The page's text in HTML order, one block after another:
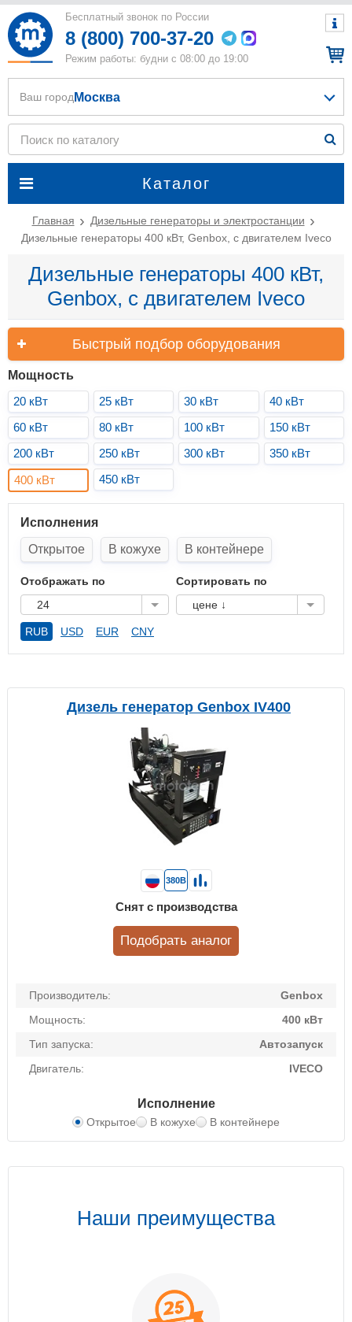
Бесплатный звонок по России
8 (800) 700-37-20
Режим работы: будни с 08:00 до 19:00
Каталог
Ваш город Москва
Главная
Дизельные генераторы и электростанции
Дизельные генераторы 400 кВт, Genbox, с двигателем Iveco
Дизельные генераторы 400 кВт,
Genbox, с двигателем Iveco
Быстрый подбор оборудования
Мощность
20 кВт
25 кВт 30 кВт
40 кВт
60 кВт
80 кВт 100 кВт
150 кВт
200 кВт
250 кВт 300 кВт
350 кВт
400 кВт
450 кВт
Исполнения
Открытое
В кожухе В контейнере
Отображать по
24
Сортировать по
цене ↓
RUB USD EUR CNY
Дизель генератор Genbox IV400
Производитель:
Genbox
Мощность:
400 кВт
Тип запуска:
Автозапуск
Двигатель:
IVECO
Исполнение
Открытое В кожухе В контейнере
380В
Снят с производства
Подобрать аналог
Наши преимущества